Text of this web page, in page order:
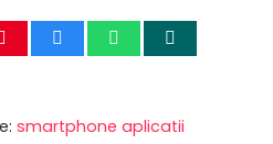
smartphone aplicatii